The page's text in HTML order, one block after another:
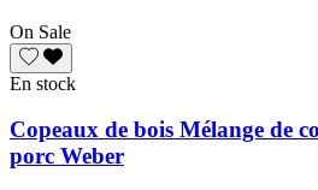
On Sale
En stock
Copeaux de bois Mélange de
porc Weber